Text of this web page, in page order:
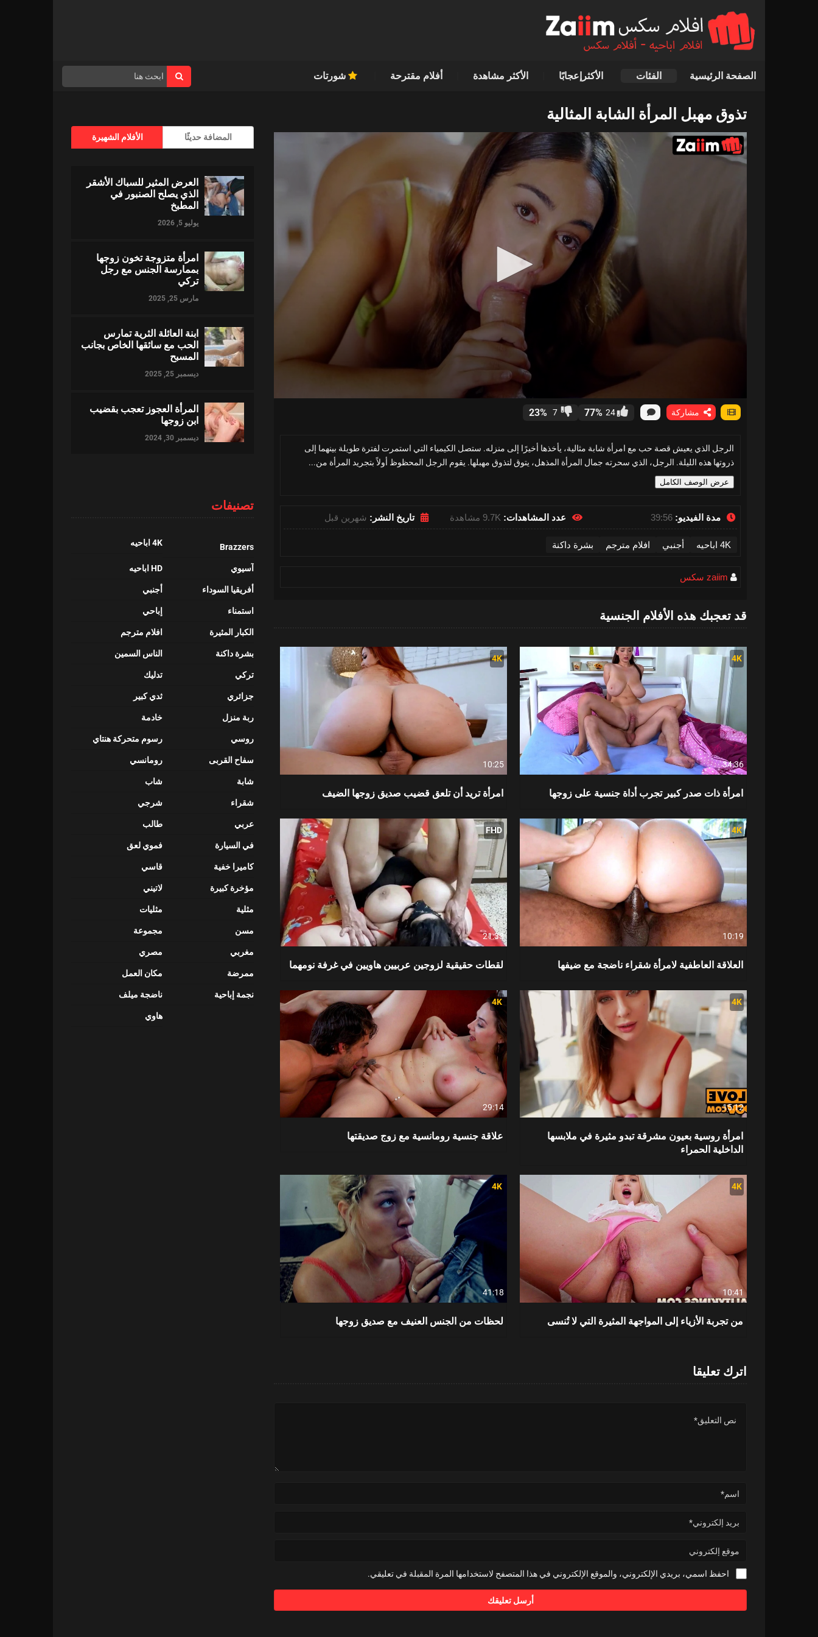
الصفحة الرئيسية الفئات الأكثرإعجابًا الأكثر مشاهدة أفلام مقترحة شورتات
تذوق مهبل المرأة الشابة المثالية
Volume
مشاركة 24
77%
7
23%
الرجل الذي يعيش قصة حب مع امرأة شابة مثالية، يأخذها أخيرًا إلى منزله. ستصل الكيمياء التي استمرت لفترة طويلة بينهما إلى
ذروتها هذه الليلة. الرجل، الذي سحرته جمال المرأة المذهل، يتوق لتذوق مهبلها. يقوم الرجل المحظوظ أولاً بتجريد المرأة من...
عرض الوصف الكامل
مدة الفيديو: 39:56 عدد المشاهدات: 9.7K مشاهدة تاريخ النشر: شهرين قبل
4K اباحيه أجنبي افلام مترجم بشرة داكنة
zaiim سكس
قد تعجبك هذه الأفلام الجنسية
4K
34:36
امرأة ذات صدر كبير تجرب أداة جنسية على زوجها
4K
10:25
امرأة تريد أن تلعق قضيب صديق زوجها الضيف
4K
10:19
العلاقة العاطفية لامرأة شقراء ناضجة مع ضيفها
FHD
21:33
لقطات حقيقية لزوجين عربيين هاويين في غرفة نومهما
4K
15:12
امرأة روسية بعيون مشرقة تبدو مثيرة في ملابسها
الداخلية الحمراء
4K
29:14
علاقة جنسية رومانسية مع زوج صديقتها
4K
10:41
من تجربة الأزياء إلى المواجهة المثيرة التي لا تُنسى
4K
41:18
لحظات من الجنس العنيف مع صديق زوجها
اترك تعليقا
احفظ اسمي، بريدي الإلكتروني، والموقع الإلكتروني في هذا المتصفح لاستخدامها المرة المقبلة في تعليقي.
الأفلام الشهيرة المضافة حديثًا
العرض المثير للسباك الأشقر
الذي يصلح الصنبور في
المطبخ
يوليو 5, 2026
امرأة متزوجة تخون زوجها
بممارسة الجنس مع رجل
تركي
مارس 25, 2025
ابنة العائلة الثرية تمارس
الحب مع سائقها الخاص بجانب
المسبح
ديسمبر 25, 2025
المرأة العجوز تعجب بقضيب
ابن زوجها
ديسمبر 30, 2024
تصنيفات
4K اباحيه Brazzers
HD اباحيه آسيوي
أجنبي أفريقيا السوداء
إباحي استمناء
افلام مترجم الكبار المثيرة
الناس السمين بشرة داكنة
تدليك تركي
ثدي كبير جزائري
خادمة ربة منزل
رسوم متحركة هنتاي روسي
رومانسي سفاح القربى
شاب شابة
شرجي شقراء
طالب عربي
فموي لعق في السيارة
قاسي كاميرا خفية
لاتيني مؤخرة كبيرة
مثليات مثلية
مجموعة مسن
مصري مغربي
مكان العمل ممرضة
ناضجة ميلف نجمة إباحية
هاوي